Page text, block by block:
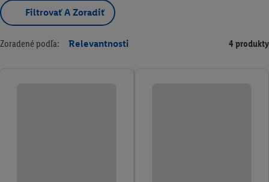
Filtrovať A Zoradiť
Zoradené podľa: Relevantnosti 4 produkty